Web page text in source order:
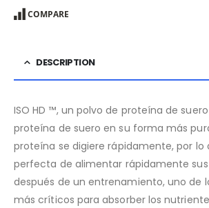
COMPARE
DESCRIPTION
ISO HD ™, un polvo de proteína de
proteína de suero en su forma más
proteína se digiere rápidamente, por lo
perfecta de alimentar rápidamente
después de un entrenamiento, uno de
más críticos para absorber los